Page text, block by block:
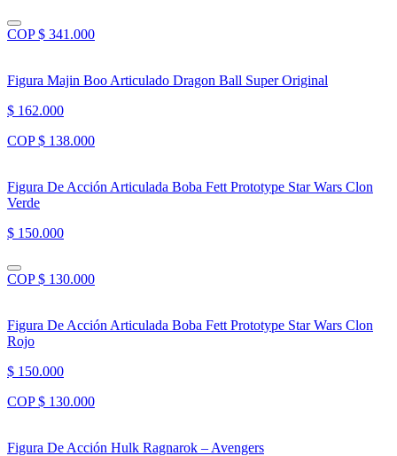
COP $ 341.000
Figura Majin Boo Articulado Dragon Ball Super Original
$ 162.000
COP $ 138.000
Figura De Acción Articulada Boba Fett Prototype Star Wars Clon
Verde
$ 150.000
COP $ 130.000
Figura De Acción Articulada Boba Fett Prototype Star Wars Clon
Rojo
$ 150.000
COP $ 130.000
Figura De Acción Hulk Ragnarok – Avengers